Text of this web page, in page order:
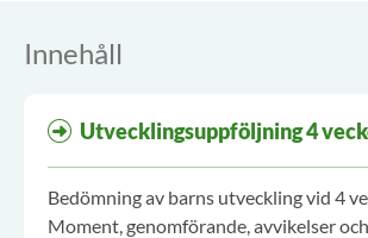
Innehåll
Utvecklingsuppföljning 4
Bedömning av barns utveckling vid 4
Moment, genomförande, avvikelser